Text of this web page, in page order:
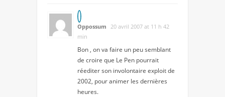
Oppossum
20 avril 2007 at 11 h 42
min
Bon , on va faire un peu semblant
de croire que Le Pen pourrait
réediter son involontaire exploit de
2002, pour animer les dernières
heures.